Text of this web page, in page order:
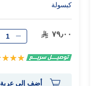
كبسولة
٧٩٫٠٠
تقييم:
أضف إلى عربة